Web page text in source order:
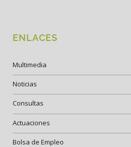
ENLACES
Multimedia
Noticias
Consultas
Actuaciones
Bolsa de Empleo